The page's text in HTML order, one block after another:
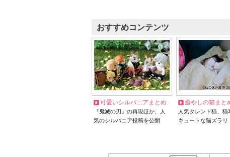
おすすめコンテンツ
可愛いシルバニアまとめ
『鬼滅の刃』の再現ほか、人
気のシルバニア投稿を公開
癒やしの猫まと
人気タレント猫、猫
キュートな猫ズラリ